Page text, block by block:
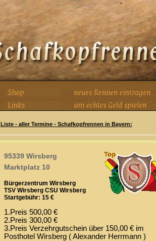
Liste - aller Termine - Schafkopfrennen in Bayern:
95339 Wirsberg
Marktplatz 10
Bürgerzentrum Wirsberg
TSV Wirsberg CSU Wirsberg
Startgebühr: 15 €
1.Preis 500,00 €
2.Preis 300,00 €
3.Preis Verzehrgutschein über 150,00 € im
Posthotel Wirsberg ( Alexander Herrmann )